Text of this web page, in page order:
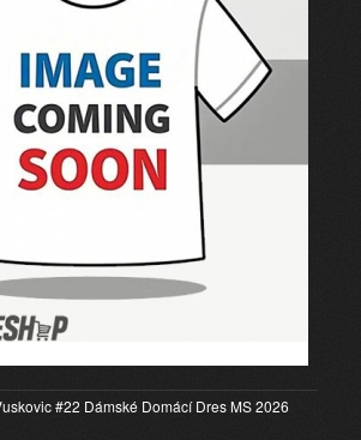
#22 Dámské Domácí Dres MS 2026